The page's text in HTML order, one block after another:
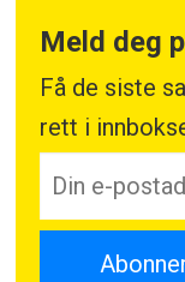
Meld deg
Få de siste
rett i